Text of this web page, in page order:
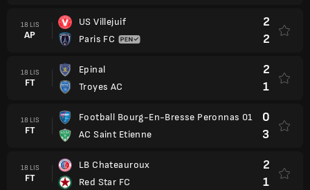
18 LIS
AP
US Villejuif
Paris FC
2
2
18 LIS
FT
Epinal
Troyes AC
2
1
18 LIS
FT
Football Bourg-En-Bresse Peronnas 01
AC Saint Etienne
0
3
18 LIS
FT
LB Chateauroux
Red Star FC
2
1